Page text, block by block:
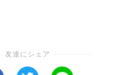
友達にシェア